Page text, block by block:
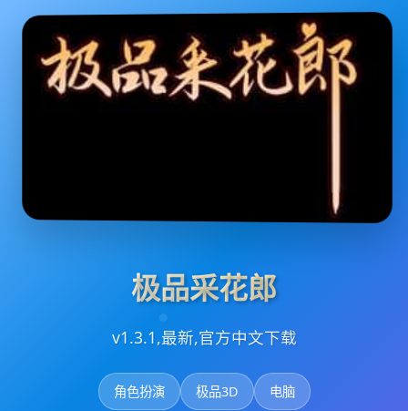
极品采花郎
v1.3.1,最新,官方中文下载
角色扮演 极品3D 电脑